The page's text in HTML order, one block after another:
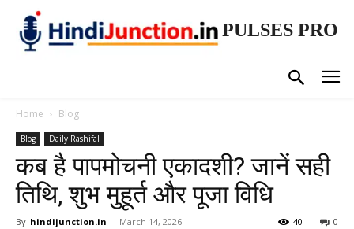
PULSES PRO
Home Blog
Blog Daily Rashifal
कब है पापमोचनी एकादशी? जानें सही
तिथि, शुभ मुहूर्त और पूजा विधि
By hindijunction.in - March 14, 2026 0
40